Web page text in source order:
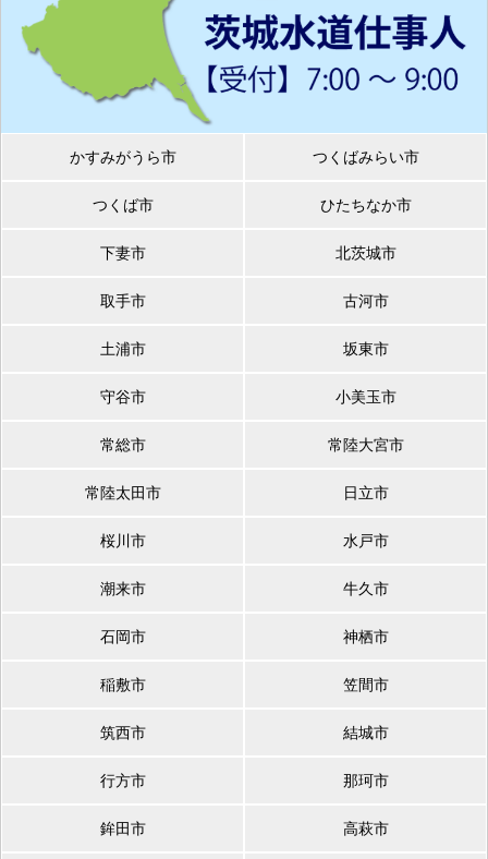
かすみがうら市 つくばみらい市
つくば市 ひたちなか市
下妻市 北茨城市
取手市 古河市
土浦市 坂東市
守谷市 小美玉市
常総市 常陸大宮市
常陸太田市 日立市
桜川市 水戸市
潮来市 牛久市
石岡市 神栖市
稲敷市 笠間市
筑西市 結城市
行方市 那珂市
鉾田市 高萩市